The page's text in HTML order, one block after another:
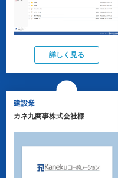
詳しく見る
建設業
カネ九商事株式会社様